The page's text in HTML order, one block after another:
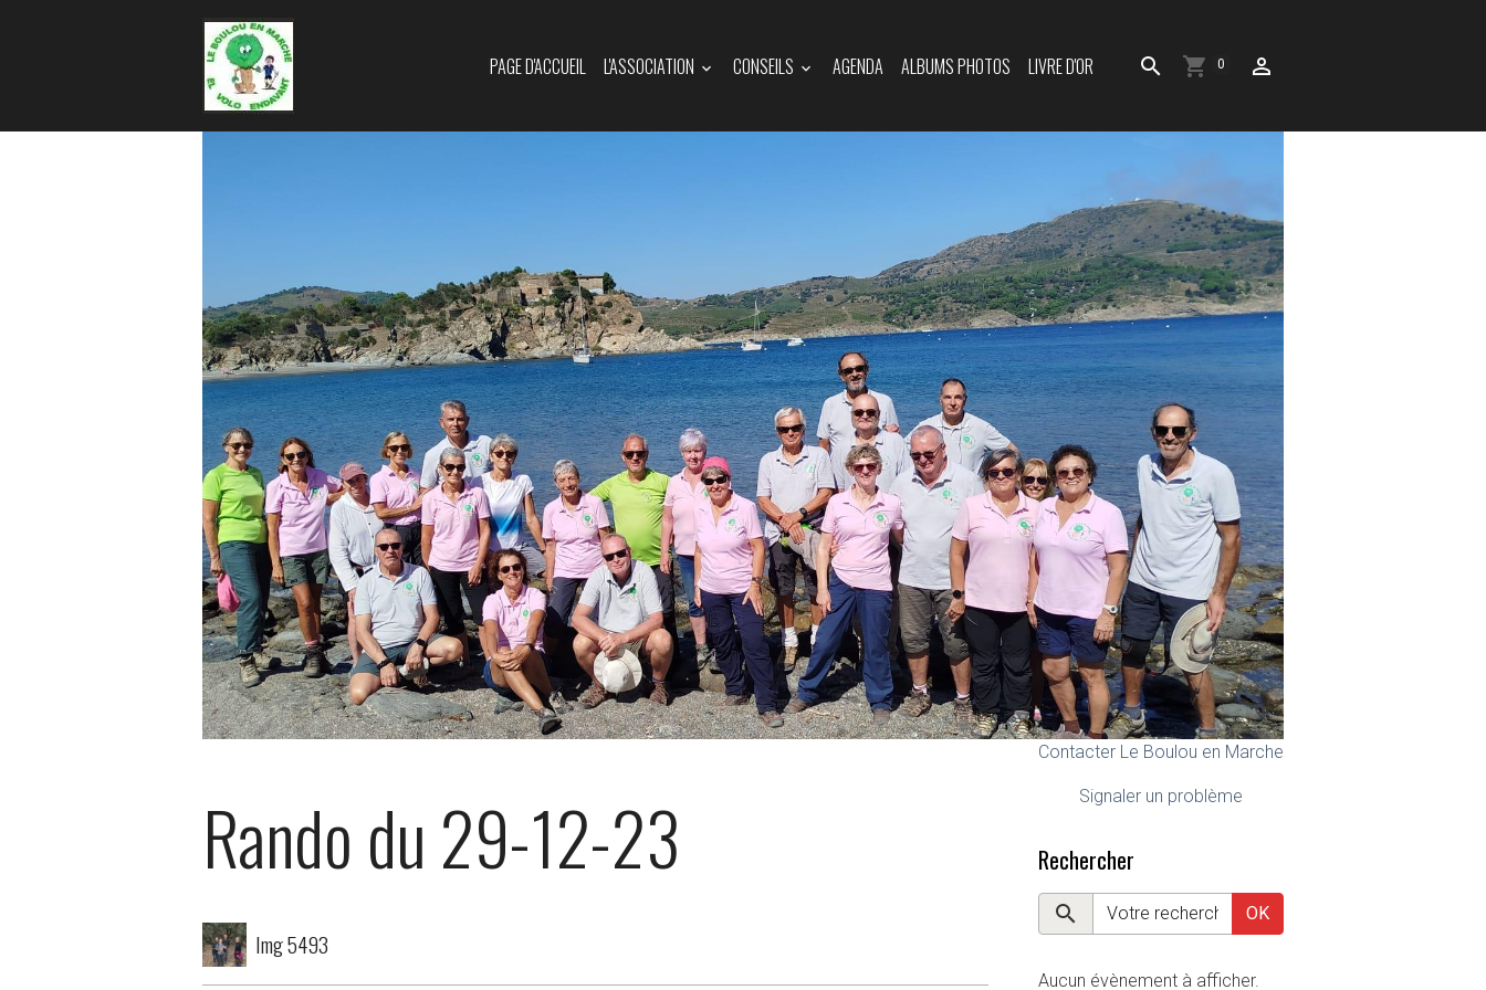
PAGE D'ACCUEIL L'ASSOCIATION CONSEILS AGENDA ALBUMS PHOTOS LIVRE D'OR 0
Rando du 29-12-23
Img 5493
Contacter Le Boulou en Marche
Signaler un problème
Rechercher
OK
Aucun évènement à afficher.